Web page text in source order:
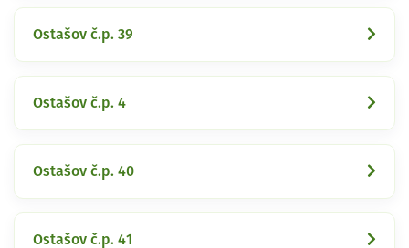
Ostašov č.p. 39
Ostašov č.p. 4
Ostašov č.p. 40
Ostašov č.p. 41